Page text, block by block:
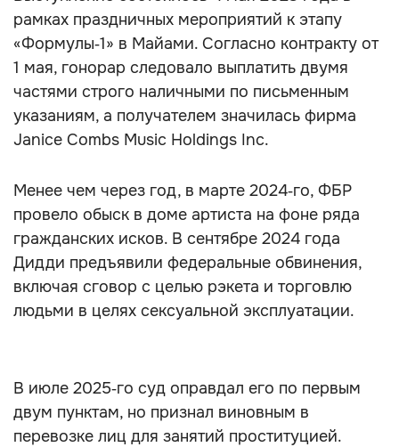
рамках праздничных мероприятий к этапу
«Формулы‑1» в Майами. Согласно контракту от
1 мая, гонорар следовало выплатить двумя
частями строго наличными по письменным
указаниям, а получателем значилась фирма
Janice Combs Music Holdings Inc.
Менее чем через год, в марте 2024‑го, ФБР
провело обыск в доме артиста на фоне ряда
гражданских исков. В сентябре 2024 года
Дидди предъявили федеральные обвинения,
включая сговор с целью рэкета и торговлю
людьми в целях сексуальной эксплуатации.
В июле 2025‑го суд оправдал его по первым
двум пунктам, но признал виновным в
перевозке лиц для занятий проституцией.